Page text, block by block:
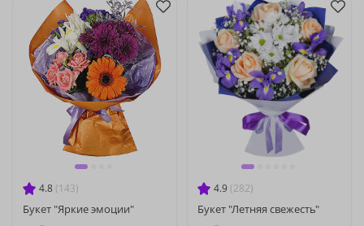
4.8 (143)
Букет "Яркие эмоции"
4.9 (282)
Букет "Летняя свежесть"